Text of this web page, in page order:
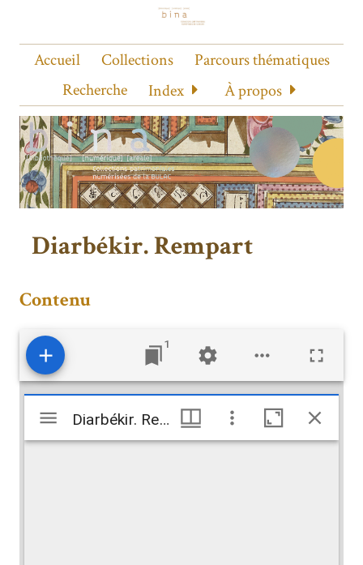
Accueil Collections
Parcours thématiques
Recherche
Index À propos
Diarbékir. Rempart
Contenu
1
Visualiseur
Mirador
Diarbékir. Rempart
Diarbékir. Rempart